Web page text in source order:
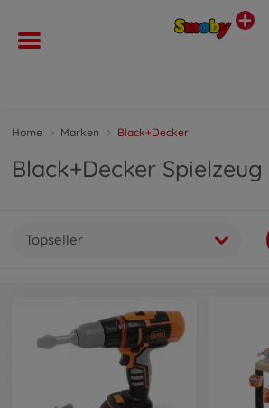
Home Marken Black+Decker
Black+Decker Spielzeug
Topseller